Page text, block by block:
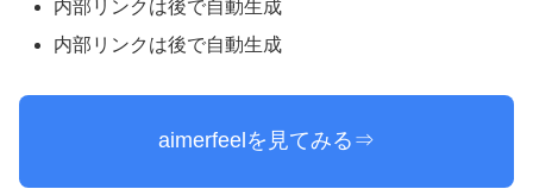
内部リンクは後で自動生成
内部リンクは後で自動生成
aimerfeelを見てみる⇒